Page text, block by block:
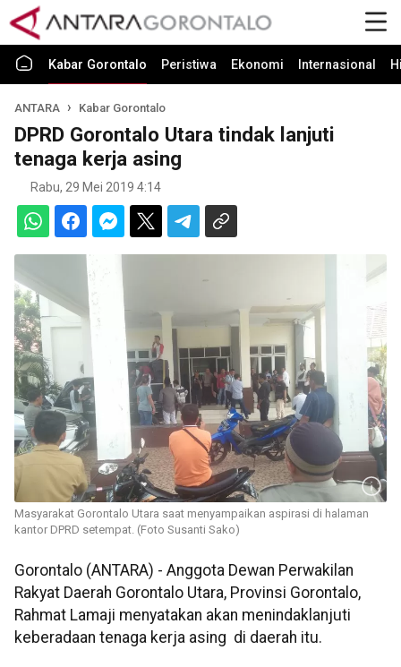
Kabar Gorontalo Peristiwa Ekonomi Internasional
ANTARA Kabar Gorontalo
DPRD Gorontalo Utara tindak lanjuti
tenaga kerja asing
Rabu, 29 Mei 2019 4:14
Masyarakat Gorontalo Utara saat menyampaikan aspirasi di halaman
kantor DPRD setempat. (Foto Susanti Sako)
Gorontalo (ANTARA) - Anggota Dewan Perwakilan
Rakyat Daerah Gorontalo Utara, Provinsi Gorontalo,
Rahmat Lamaji menyatakan akan menindaklanjuti
keberadaan tenaga kerja asing di daerah itu.